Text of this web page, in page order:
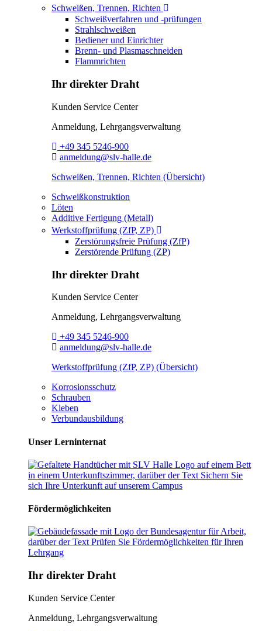
Schweißen, Trennen, Richten Toggle Dropdown
Schweißverfahren und -prüfungen
Strahlschweißen
Bediener und Einrichter
Brenn- und Plasmaschneiden
Flammrichten
Ihr direkter Draht
Kunden Service Center
Anmeldung, Lehrgangsverwaltung
Telefon:
+49 345 5246-900
E-Mail:
anmeldung@slv-halle.de
Schweißen, Trennen, Richten (Übersicht)
Schweißkonstruktion
Löten
Additive Fertigung (Metall)
Werkstoffprüfung (ZfP, ZP) Toggle Dropdown
Zerstörungsfreie Prüfung (ZfP)
Zerstörende Prüfung (ZP)
Ihr direkter Draht
Kunden Service Center
Anmeldung, Lehrgangsverwaltung
Telefon:
+49 345 5246-900
E-Mail:
anmeldung@slv-halle.de
Werkstoffprüfung (ZfP, ZP) (Übersicht)
Korrosionsschutz
Schrauben
Kleben
Verbundausbildung
Unser Lerninternat
Fördermöglichkeiten
Ihr direkter Draht
Kunden Service Center
Anmeldung, Lehrgangsverwaltung